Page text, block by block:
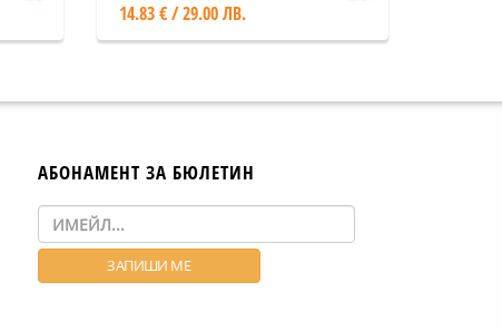
14.83 € / 29.00 ЛВ.
АБОНАМЕНТ ЗА БЮЛЕТИН